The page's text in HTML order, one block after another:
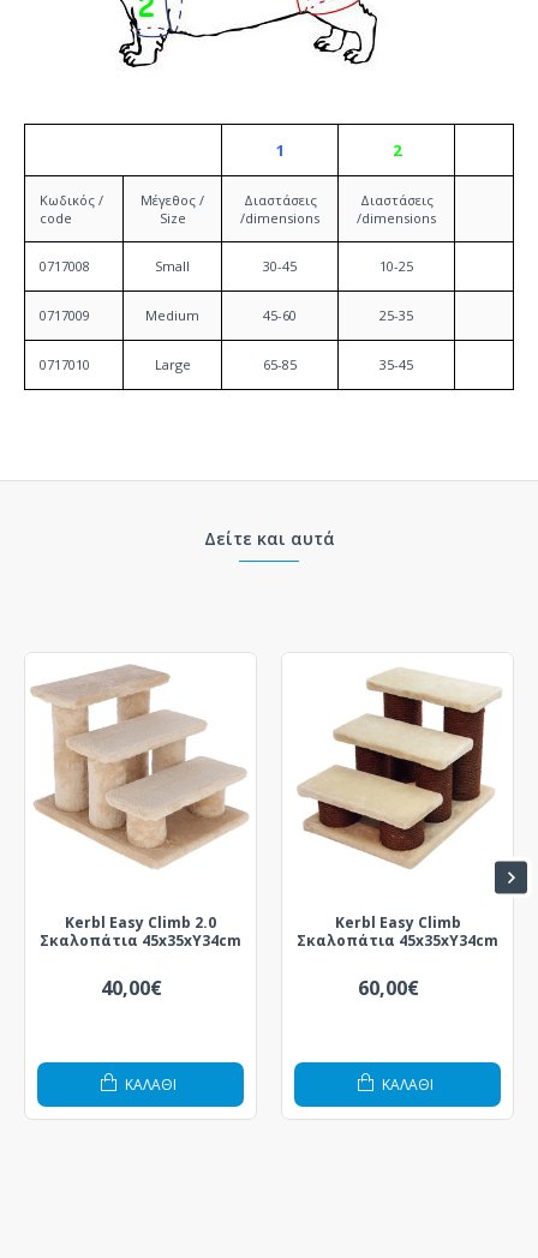
1 2
Κωδικός /
code
Μέγεθος /
Size
Διαστάσεις
/dimensions
Διαστάσεις
/dimensions
0717008 Small 30-45 10-25
0717009 Medium 45-60 25-35
0717010 Large 65-85 35-45
Δείτε και αυτά
Kerbl Easy Climb 2.0
Σκαλοπάτια 45x35xY34cm
40,00€
ΚΑΛΆΘΙ
Kerbl Easy Climb
Σκαλοπάτια 45x35xY34cm
60,00€
ΚΑΛΆΘΙ